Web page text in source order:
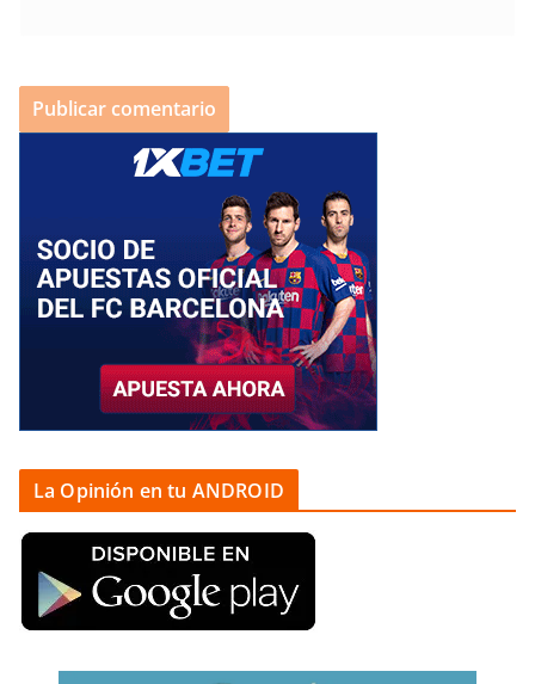
La Opinión en tu ANDROID